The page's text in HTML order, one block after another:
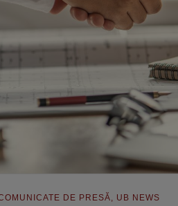
DE PRESĂ UB NEWS